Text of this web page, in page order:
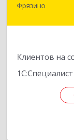
Фрязино
Клиентов на
1С:Специалист
141191,